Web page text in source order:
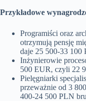
Przykładowe
Programiści oraz
otrzymują pensję
daje 25 500-33 100
Inżynierowie
500 EUR, czyli 22
Pielęgniarki
przeważnie od 3
400-24 500 PLN